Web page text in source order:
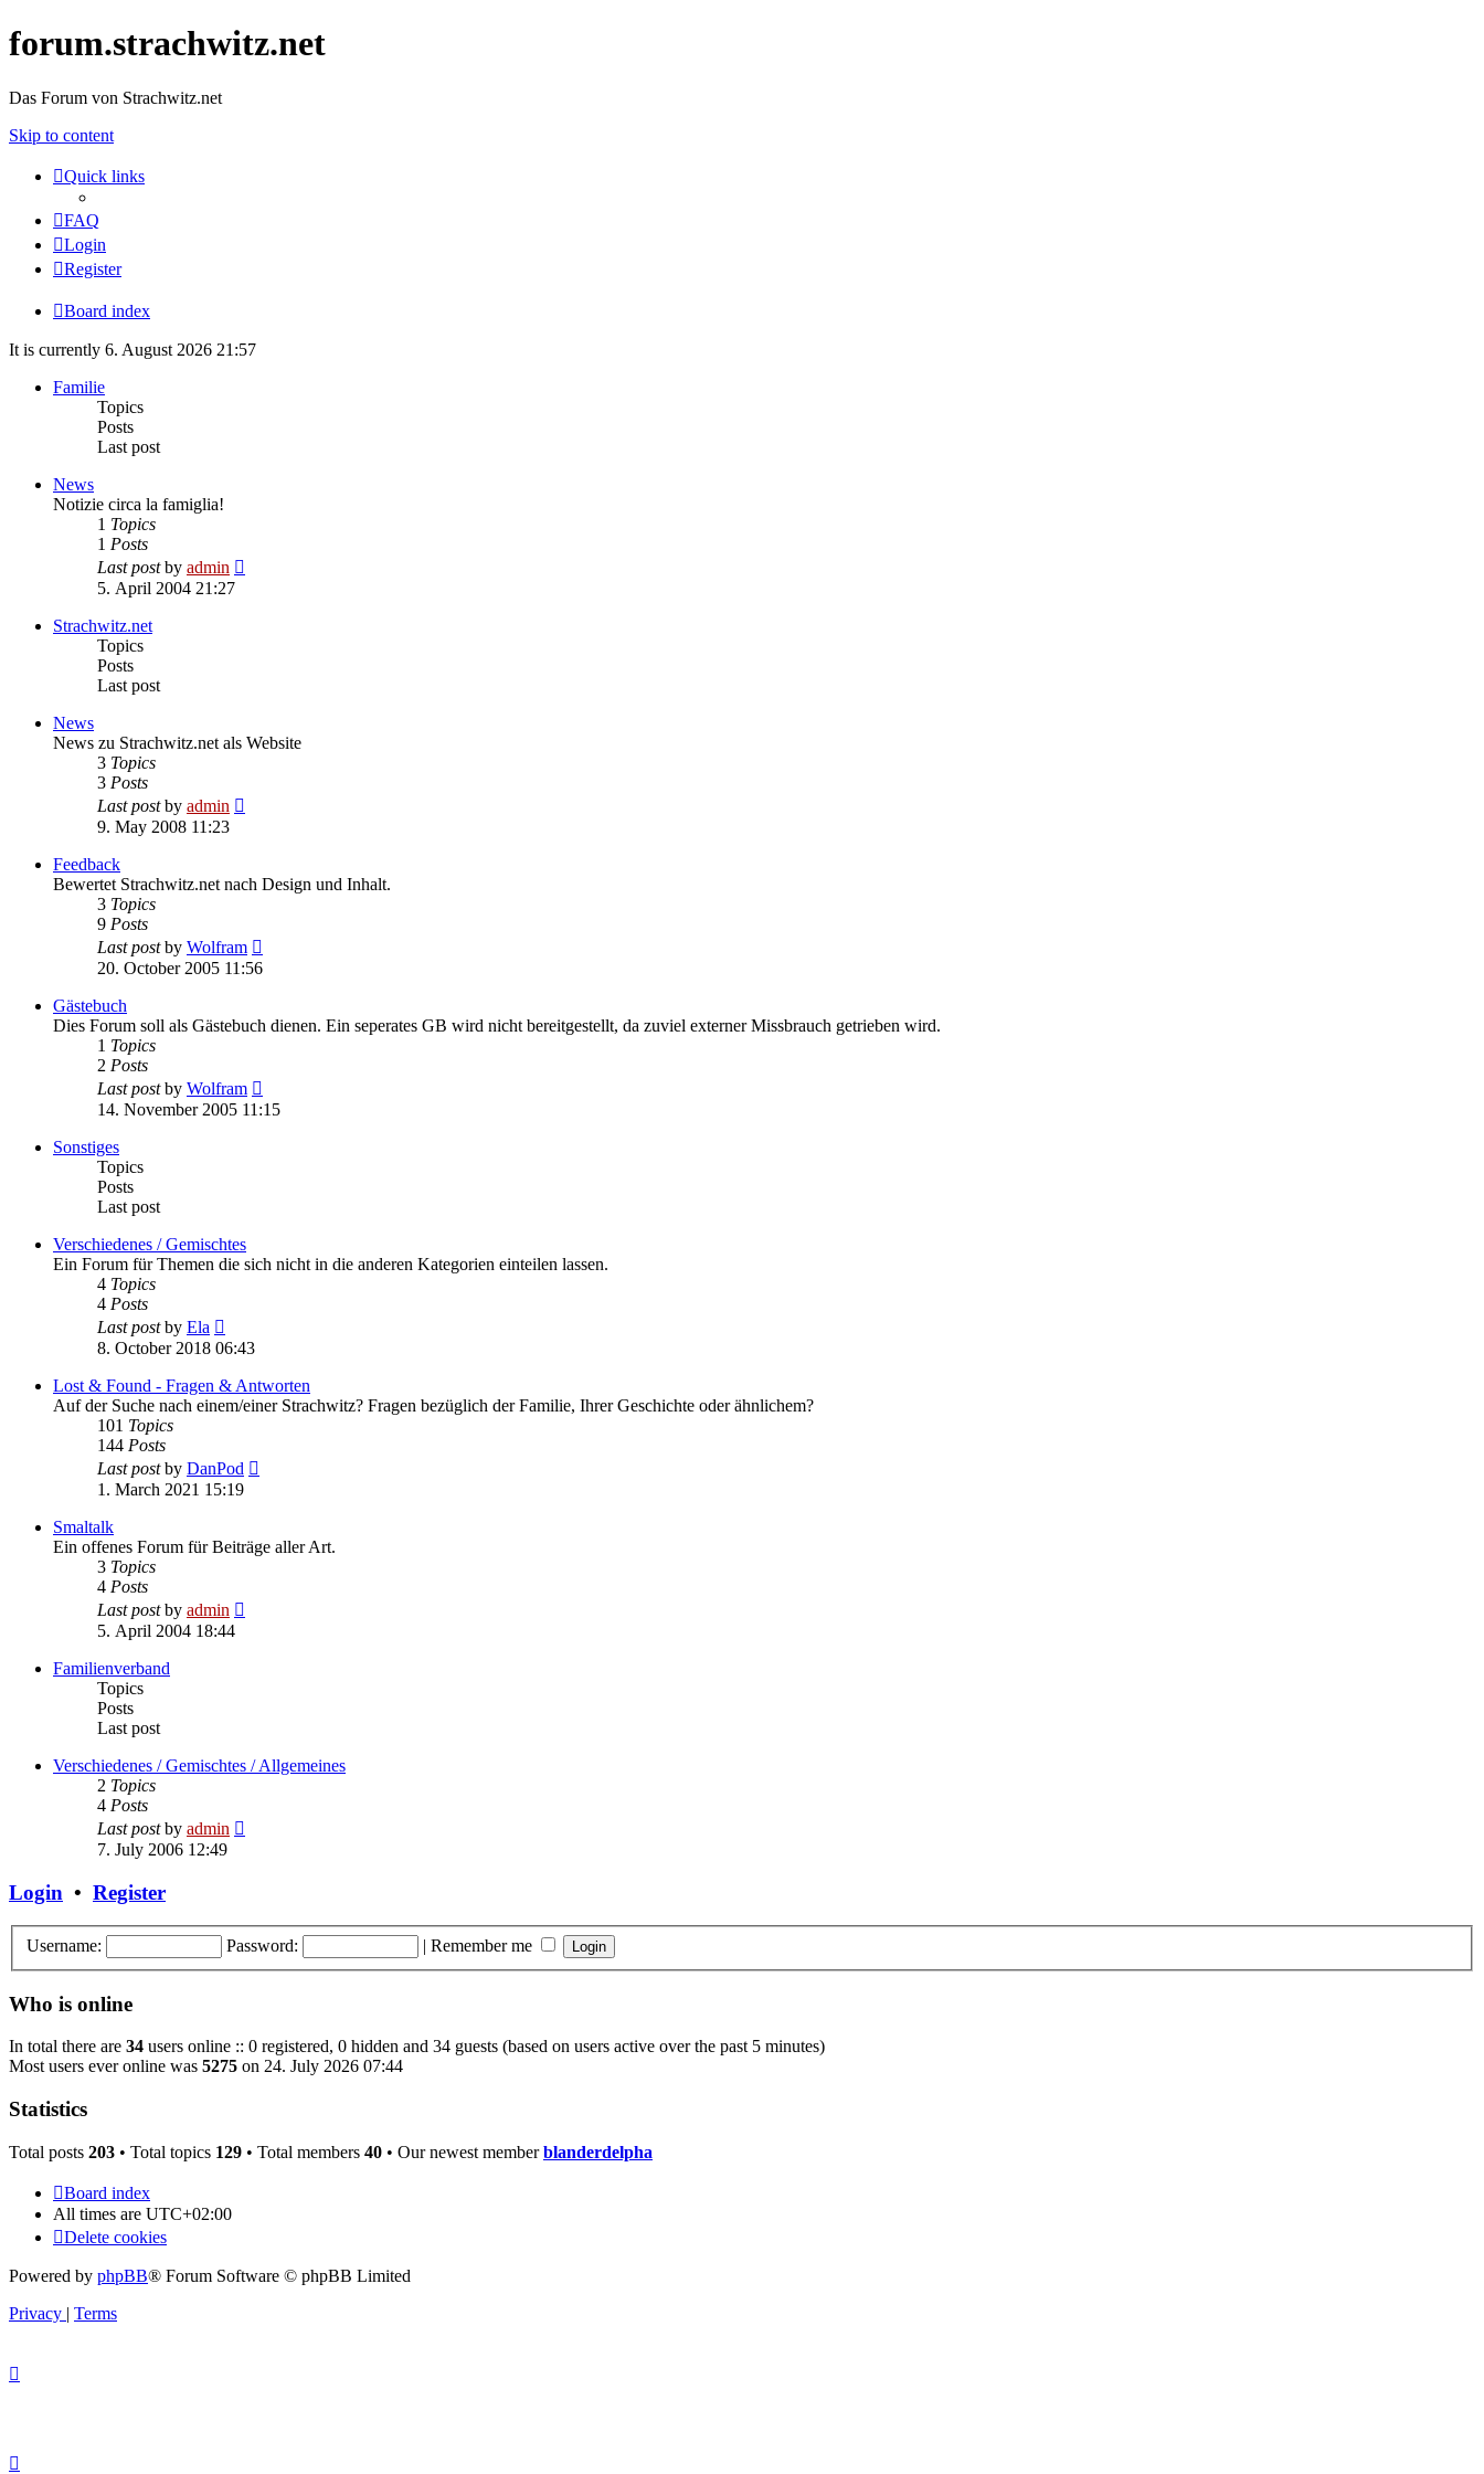
forum.strachwitz.net
Das Forum von Strachwitz.net
Skip to content
Quick links
FAQ
Login
Register
Board index
It is currently 6. August 2026 21:57
Familie
Topics
Posts
Last post
News
Notizie circa la famiglia!
1 Topics
1 Posts
Last postby admin
5. April 2004 21:27
Strachwitz.net
Topics
Posts
Last post
News
News zu Strachwitz.net als Website
3 Topics
3 Posts
Last postby admin
9. May 2008 11:23
Feedback
Bewertet Strachwitz.net nach Design und Inhalt.
3 Topics
9 Posts
Last postby Wolfram
20. October 2005 11:56
Gästebuch
Dies Forum soll als Gästebuch dienen. Ein seperates GB wird nicht bereitgestellt, da zuviel externer Missbrauch getrieben wird.
1 Topics
2 Posts
Last postby Wolfram
the
14. November 2005 11:15
Sonstiges
Topics
Posts
Last post
Verschiedenes / Gemischtes
Ein Forum für Themen die sich nicht in die anderen Kategorien einteilen lassen.
4 Topics
4 Posts
Last postby Ela
the
post
8. October 2018 06:43
Lost & Found - Fragen & Antworten
Auf der Suche nach einem/einer Strachwitz? Fragen bezüglich der Familie, Ihrer Geschichte oder ähnlichem?
101 Topics
144 Posts
Last postby DanPod
1. March 2021 15:19
Smaltalk
Ein offenes Forum für Beiträge aller Art.
3 Topics
4 Posts
Last postby admin
5. April 2004 18:44
Familienverband
Topics
Posts
Last post
Verschiedenes / Gemischtes / Allgemeines
2 Topics
4 Posts
Last postby admin
7. July 2006 12:49
Login • Register
Username: Password: | Remember me
Who is online
In total there are 34 users online :: 0 registered, 0 hidden and 34 guests (based on users active over the past 5 minutes)
Most users ever online was 5275 on 24. July 2026 07:44
Statistics
Total posts 203 • Total topics 129 • Total members 40 • Our newest memberblanderdelpha
Board index
All times are UTC+02:00
Delete cookies
Powered by phpBB® Forum Software © phpBB Limited
Privacy | Terms